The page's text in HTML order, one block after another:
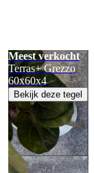
Meest verkocht
Terras+ Grezzo
60x60x4
Bekijk deze tegel